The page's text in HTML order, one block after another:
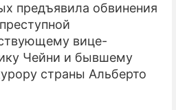
ЭКОНОМИКА
ПРОИСШЕСТВИЯ
СОННИК
предъявила обвинения
вице-
Чейни и бывшему
страны Альберто